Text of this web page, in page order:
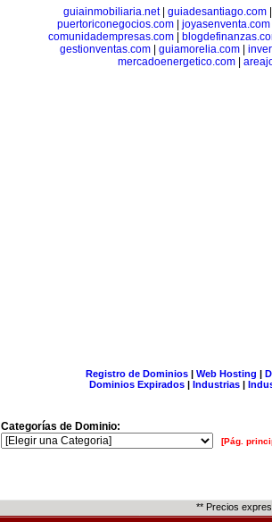
guiainmobiliaria.net| guiadesantiago.com
puertoriconegocios.com
joyasenventa.com
comunidadempresas.com|
gestionventas.com| guiamorelia.com|
mercadoenergetico.com
Registro de Dominios| Web Hosting |
Dominios Expirados | Industrias |
Categorías de Dominio:
[Pág.
** Precios